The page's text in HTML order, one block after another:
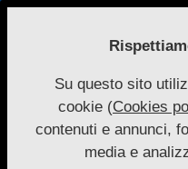
Skip
Nuove
Autonomie
Primary
Navigation
Su questo sito
cookie (Cookies
contenuti e annunci,
media e